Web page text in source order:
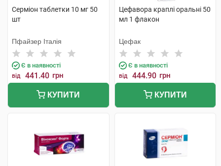
Серміон таблетки 10 мг 50
шт
Пфайзер Італія
Є в наявності
від 441.40 грн
КУПИТИ
Цефавора краплі оральні 50
мл 1 флакон
Цефак
Є в наявності
від 444.90 грн
КУПИТИ